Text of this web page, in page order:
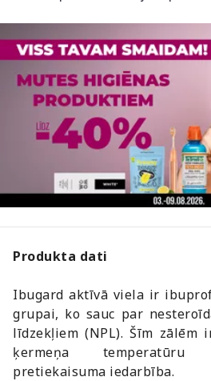
Produkta dati
Ibugard aktīvā viela ir
grupai, ko sauc par
līdzekļiem (NPL). Šīm zālēm
ķermeņa temperatūru
pretiekaisuma iedarbība.